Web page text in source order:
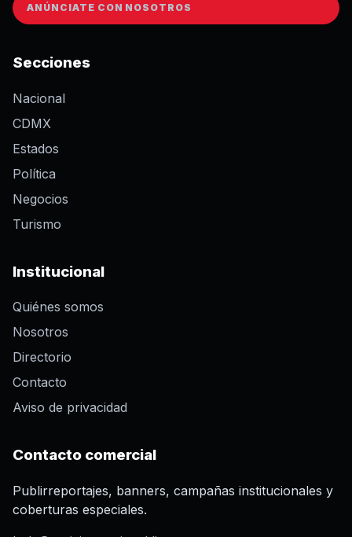
ANÚNCIATE CON NOSOTROS
Secciones
Nacional
CDMX
Estados
Política
Negocios
Turismo
Institucional
Quiénes somos
Nosotros
Directorio
Contacto
Aviso de privacidad
Contacto comercial
Publirreportajes, banners, campañas institucionales y
coberturas especiales.